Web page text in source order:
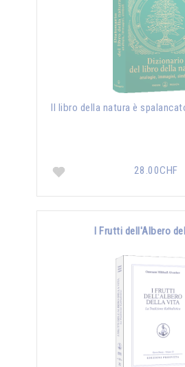
Il libro della natura è
28.00CHF
I Frutti dell'Albero